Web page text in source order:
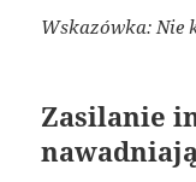
Wskazówka: Nie
Zasilanie